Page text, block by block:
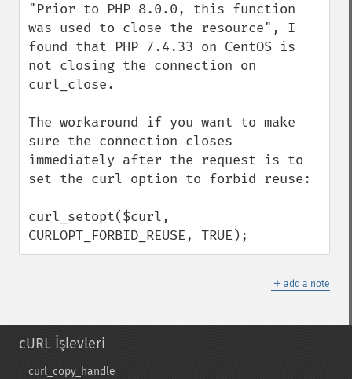
"Prior to PHP 8.0.0, this function
was used to close the resource", I
found that PHP 7.4.33 on CentOS is
not closing the connection on
curl_close.
The workaround if you want to make
sure the connection closes
immediately after the request is to
set the curl option to forbid reuse:
curl_setopt($curl,
CURLOPT_FORBID_REUSE, TRUE);
＋ add a note
cURL İşlevleri
curl_​copy_​handle